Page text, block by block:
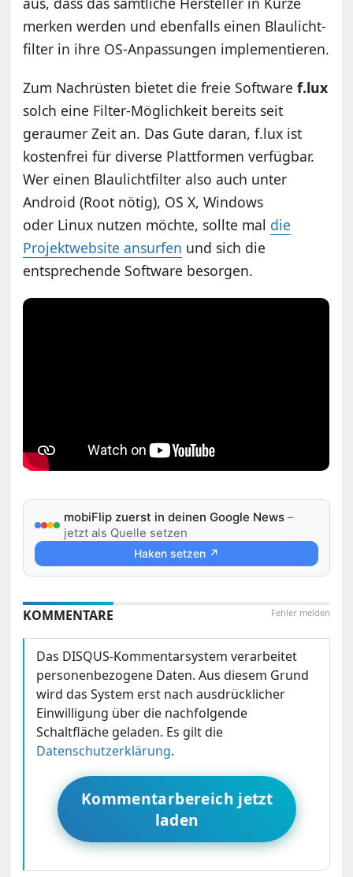
merken werden und ebenfalls einen Blaulicht­
filter in ihre OS-Anpassungen implementieren.
Zum Nachrüsten bietet die freie Softwaref.lux
solch eine Filter-Möglichkeit bereits seit
geraumer Zeit an. Das Gute daran, f.lux ist
kostenfrei für diverse Plattformen verfügbar.
Wer einen Blaulichtfilter also auch unter
Android (Root nötig), OS X, Windows
oder Linux nutzen möchte, sollte mal die
Projektwebsite ansurfen und sich die
entsprechende Software besorgen.
mobiFlip zuerst in deinen Google News –
jetzt als Quelle setzen
Haken setzen ↗
Fehler melden
KOMMENTARE
Das DISQUS-Kommentarsystem verarbeitet
personenbezogene Daten. Aus diesem Grund
wird das System erst nach ausdrücklicher
Einwilligung über die nachfolgende
Schaltfläche geladen. Es gilt die
Datenschutzerklärung.
Kommentarbereich jetzt
laden